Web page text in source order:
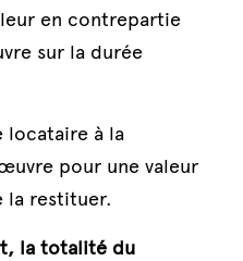
en contrepartie
sur la durée
locataire à la
pour une valeur
la restituer.
la totalité du